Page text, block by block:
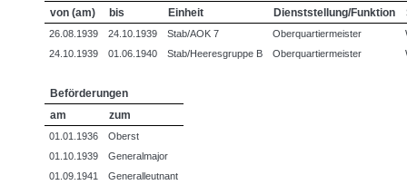
von (am)
bis Einheit Dienststellung/Funktion
26.08.1939 24.10.1939 Stab/AOK 7 Oberquartiermeister
24.10.1939
01.06.1940 Stab/Heeresgruppe B Oberquartiermeister
Beförderungen
am
zum
01.01.1936
Oberst
01.10.1939
Generalmajor
01.09.1941
Generalleutnant